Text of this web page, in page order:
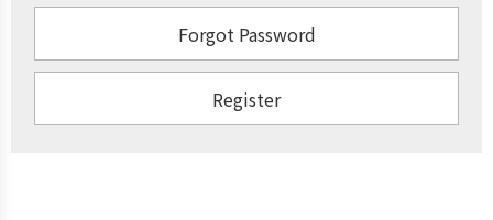
Forgot Password
Register